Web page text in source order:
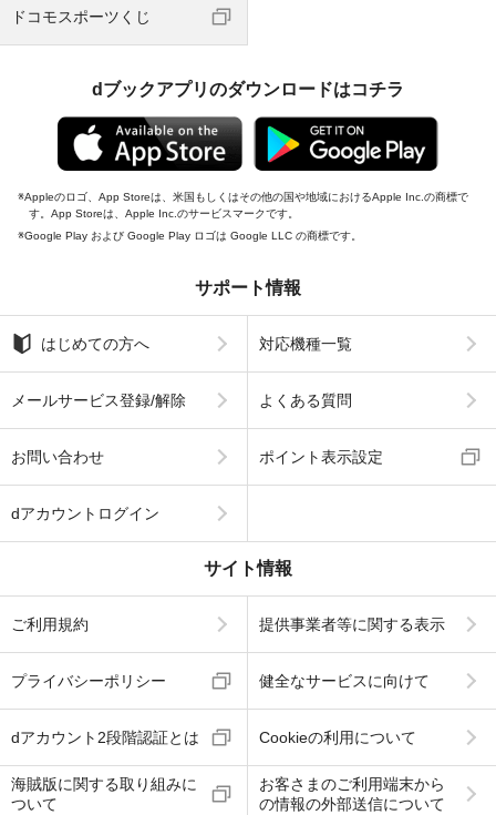
ドコモスポーツくじ
dブックアプリのダウンロードはコチラ
Appleのロゴ、App Storeは、米国もしくはその他の国や地域におけるApple Inc.の商標で
す。App Storeは、Apple Inc.のサービスマークです。
Google Play および Google Play ロゴは Google LLC の商標です。
サポート情報
はじめての方へ 対応機種一覧
メールサービス登録/解除 よくある質問
お問い合わせ ポイント表示設定
dアカウントログイン
サイト情報
ご利用規約 提供事業者等に関する表示
プライバシーポリシー 健全なサービスに向けて
dアカウント2段階認証とは Cookieの利用について
海賊版に関する取り組みに
ついて
お客さまのご利用端末から
の情報の外部送信について